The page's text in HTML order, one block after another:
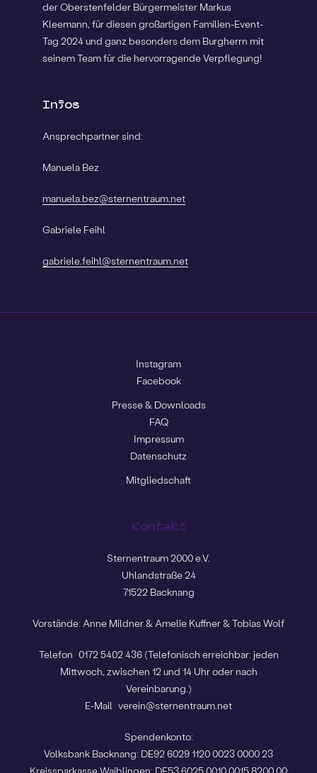
der Oberstenfelder Bürgermeister Markus
Kleemann, für diesen großartigen Familien-Event-
Tag 2024 und ganz besonders dem Burgherrn mit
seinem Team für die hervorragende Verpflegung!
Infos
Ansprechpartner sind:
Manuela Bez
manuela.bez@sternentraum.net
Gabriele Feihl
gabriele.feihl@sternentraum.net
Instagram
Facebook
Presse & Downloads
FAQ
Impressum
Datenschutz
Mitgliedschaft
Kontakt
Sternentraum 2000 e.V.
Uhlandstraße 24
71522 Backnang
Vorstände: Anne Mildner & Amelie Kuffner & Tobias Wolf
Telefon 0172 5402 436 (Telefonisch erreichbar: jeden
Mittwoch, zwischen 12 und 14 Uhr oder nach
Vereinbarung.)
E-Mail verein@sternentraum.net
Spendenkonto:
Volksbank Backnang: DE92 6029 1120 0023 0000 23
Kreissparkasse Waiblingen: DE53 6025 0010 0015 8200 00